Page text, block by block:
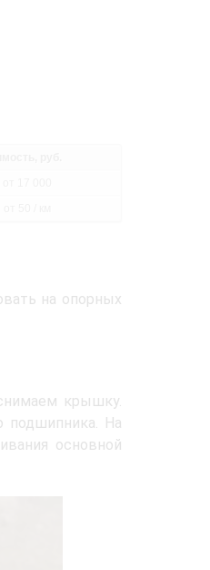
на опорных
крышку.
подшипника. На
основной